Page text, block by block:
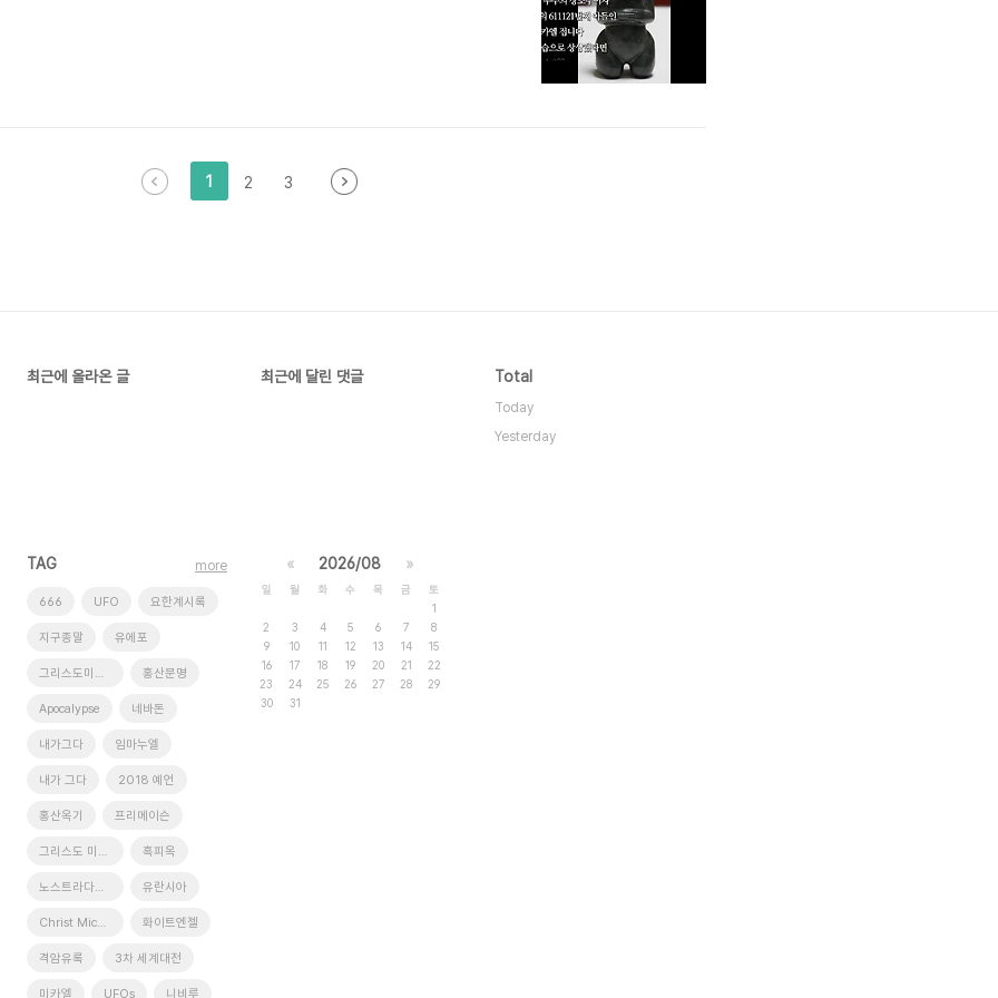
1 2 3
최근에 올라온 글 최근에 달린 댓글 Total
Today
Yesterday
TAG
666 UFO 요한계시록
지구종말 유에포
그리스도미카엘 홍산문명
Apocalypse 네바돈
내가그다 임마누엘
내가 그다 2018 예언
홍산옥기 프리메이슨
그리스도 미가엘 흑피옥
노스트라다무스 유란시아
Christ Michael 화이트엔젤
격암유록 3차 세계대전
미카엘 UFOs 니비루
more « 2026/08 »
일 월 화 수 목 금
토
1
2
3 4 5 6 7
8
9
10 11 12 13 14
15
16
17 18 19 20 21
22
23
24 25 26 27 28
29
30
31